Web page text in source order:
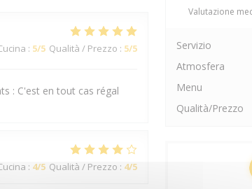
: 5/5 Qualità / Prezzo : 5/5
: C'est en tout cas régal
: 4/5 Qualità / Prezzo : 4/5
Valutazione
Servizio
Atmosfera
Menu
Qualità/Prezzo